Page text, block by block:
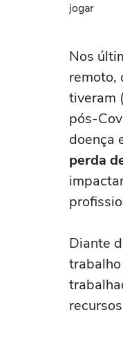
jogar
Nos
remoto,
tiveram
pós-
doença
perda
Diante